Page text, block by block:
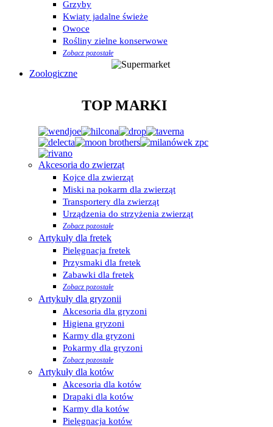
Grzyby
Kwiaty jadalne świeże
Owoce
Rośliny zielne konserwowe
Zobacz pozostałe
Zoologiczne
TOP MARKI
Akcesoria do zwierząt
Kojce dla zwierząt
Miski na pokarm dla zwierząt
Transportery dla zwierząt
Urządzenia do strzyżenia zwierząt
Zobacz pozostałe
Artykuły dla fretek
Pielęgnacja fretek
Przysmaki dla fretek
Zabawki dla fretek
Zobacz pozostałe
Artykuły dla gryzonii
Akcesoria dla gryzoni
Higiena gryzoni
Karmy dla gryzoni
Pokarmy dla gryzoni
Zobacz pozostałe
Artykuły dla kotów
Akcesoria dla kotów
Drapaki dla kotów
Karmy dla kotów
Pielęgnacja kotów